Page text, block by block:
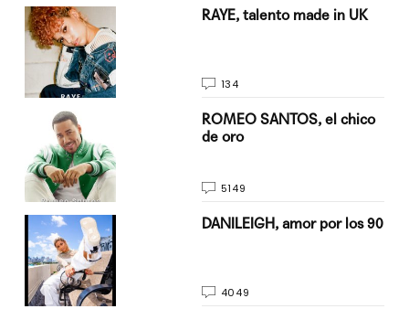
RAYE, talento made in UK
134
ROMEO SANTOS, el chico
de oro
5149
DANILEIGH, amor por los 90
4049